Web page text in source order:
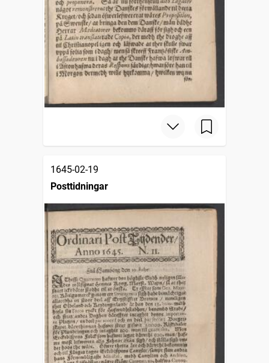
1645-02-19
Posttidningar